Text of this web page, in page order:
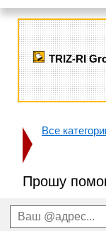
TRIZ-RI
Все
Прошу